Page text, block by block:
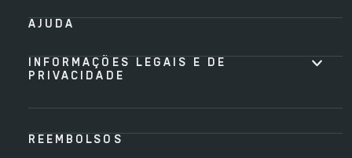
AJUDA
INFORMAÇÕES LEGAIS E DE
PRIVACIDADE
REEMBOLSOS